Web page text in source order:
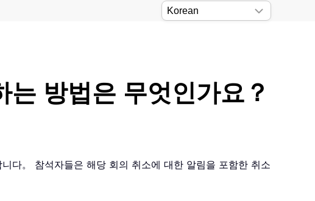
방법은 무엇인가요？
다。 참석자들은 해당 회의 취소에 대한 알림을 포함한 취소